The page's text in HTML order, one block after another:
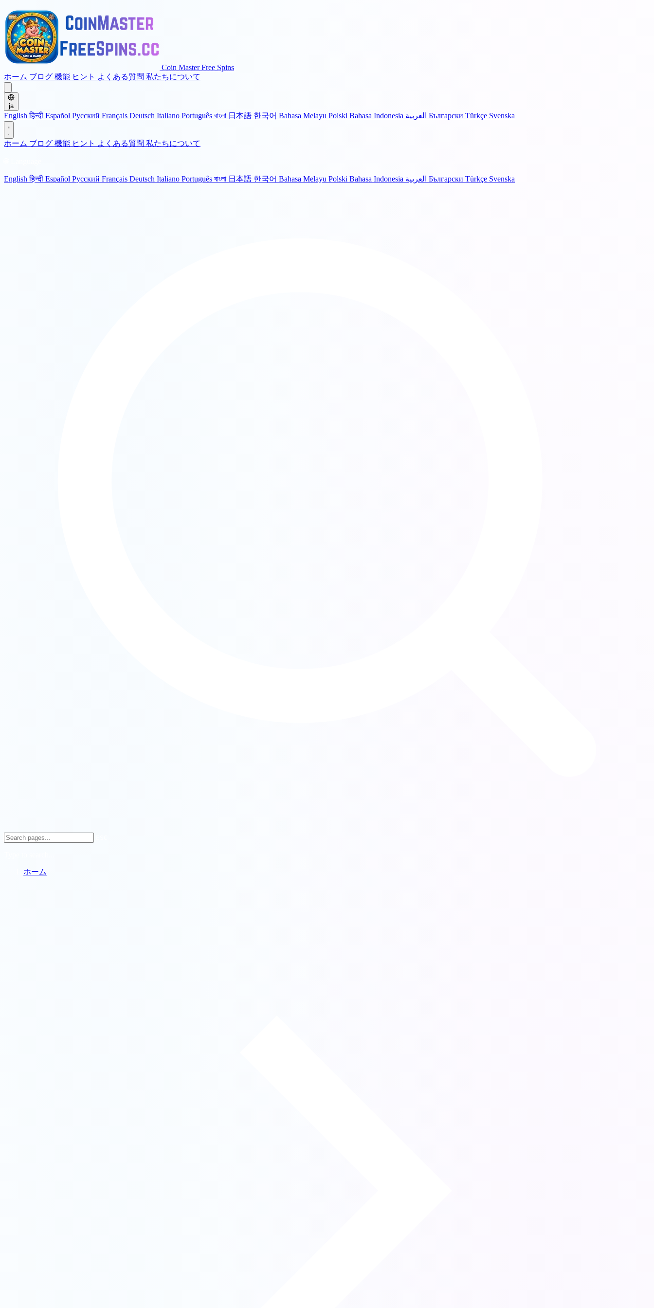
Coin Master Free Spins
ホーム ブログ 機能 ヒント よくある質問 私たちについて
ja
Englishहिन्दी Español Русский Français Deutsch Italiano Português বাংলা 日本語 한국어 Bahasa Melayu Polski Bahasa Indonesia Български Türkçe Svenska
ホーム ブログ 機能 ヒント よくある質問 私たちについて
Englishहिन्दी Español Русский Français Deutsch Italiano Português বাংলা 日本語 한국어 Bahasa Melayu Polski Bahasa Indonesia Български Türkçe Svenska
ホーム